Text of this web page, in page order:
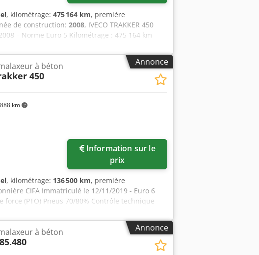
, kilométrage: 475 164 km, première
de construction: 2008, IVECO TRAKKER 450
– Norme Euro 5 Kilométrage : 475 164 km
CIFA RY1300 État des pneus : 60/70 % Contrôle
NOUS ÉVALUONS LES REPRISES DE
RENAULT, VOLVO, SCANIA, ÉQUIPÉS DE
DE TERRES-PLEVEMENT CATERPILLAR, FIAT
Annonce
km
à béton
450
Information sur le
prix
, kilométrage: 136 500 km, première
CIFA Immatriculé le 12/11/2019 - Euro 6
force (PTO) Pneus 70/80% Contrôle technique
NOUS ÉVALUONS LES REPRISES DE
RENAULT, VOLVO, SCANIA, AVEC ÉQUIPEMENT
CATERPILLAR, FIAT HITACHI, KOMATSU
Annonce
à béton